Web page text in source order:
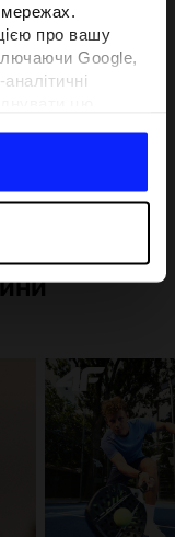
мережах.
про вашу
Google,
вами їхніх
ділитися
аналітики,
рішень, які
соціальні
в нашій
«Деталі».